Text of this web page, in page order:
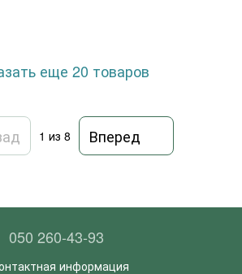
еще 20 товаров
1 из 8 Вперед
050 260-43-93
информация